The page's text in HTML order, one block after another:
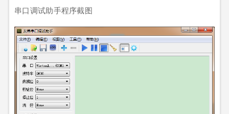
串口调试助手程序截图